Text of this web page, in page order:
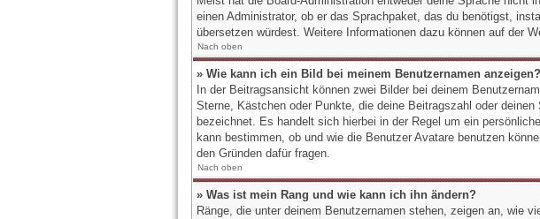
einen Administrator, ob er das Sprachpaket, das du benötigst,
übersetzen würdest. Weitere Informationen dazu können auf der
Nach oben
» Wie kann ich ein Bild bei meinem Benutzernamen anzeigen?
In der Beitragsansicht können zwei Bilder bei deinem
Sterne, Kästchen oder Punkte, die deine Beitragszahl oder
bezeichnet. Es handelt sich hierbei in der Regel um ein
kann bestimmen, ob und wie die Benutzer Avatare benutzen
den Gründen dafür fragen.
Nach oben
» Was ist mein Rang und wie kann ich ihn ändern?
Ränge, die unter deinem Benutzernamen stehen, zeigen an, wie